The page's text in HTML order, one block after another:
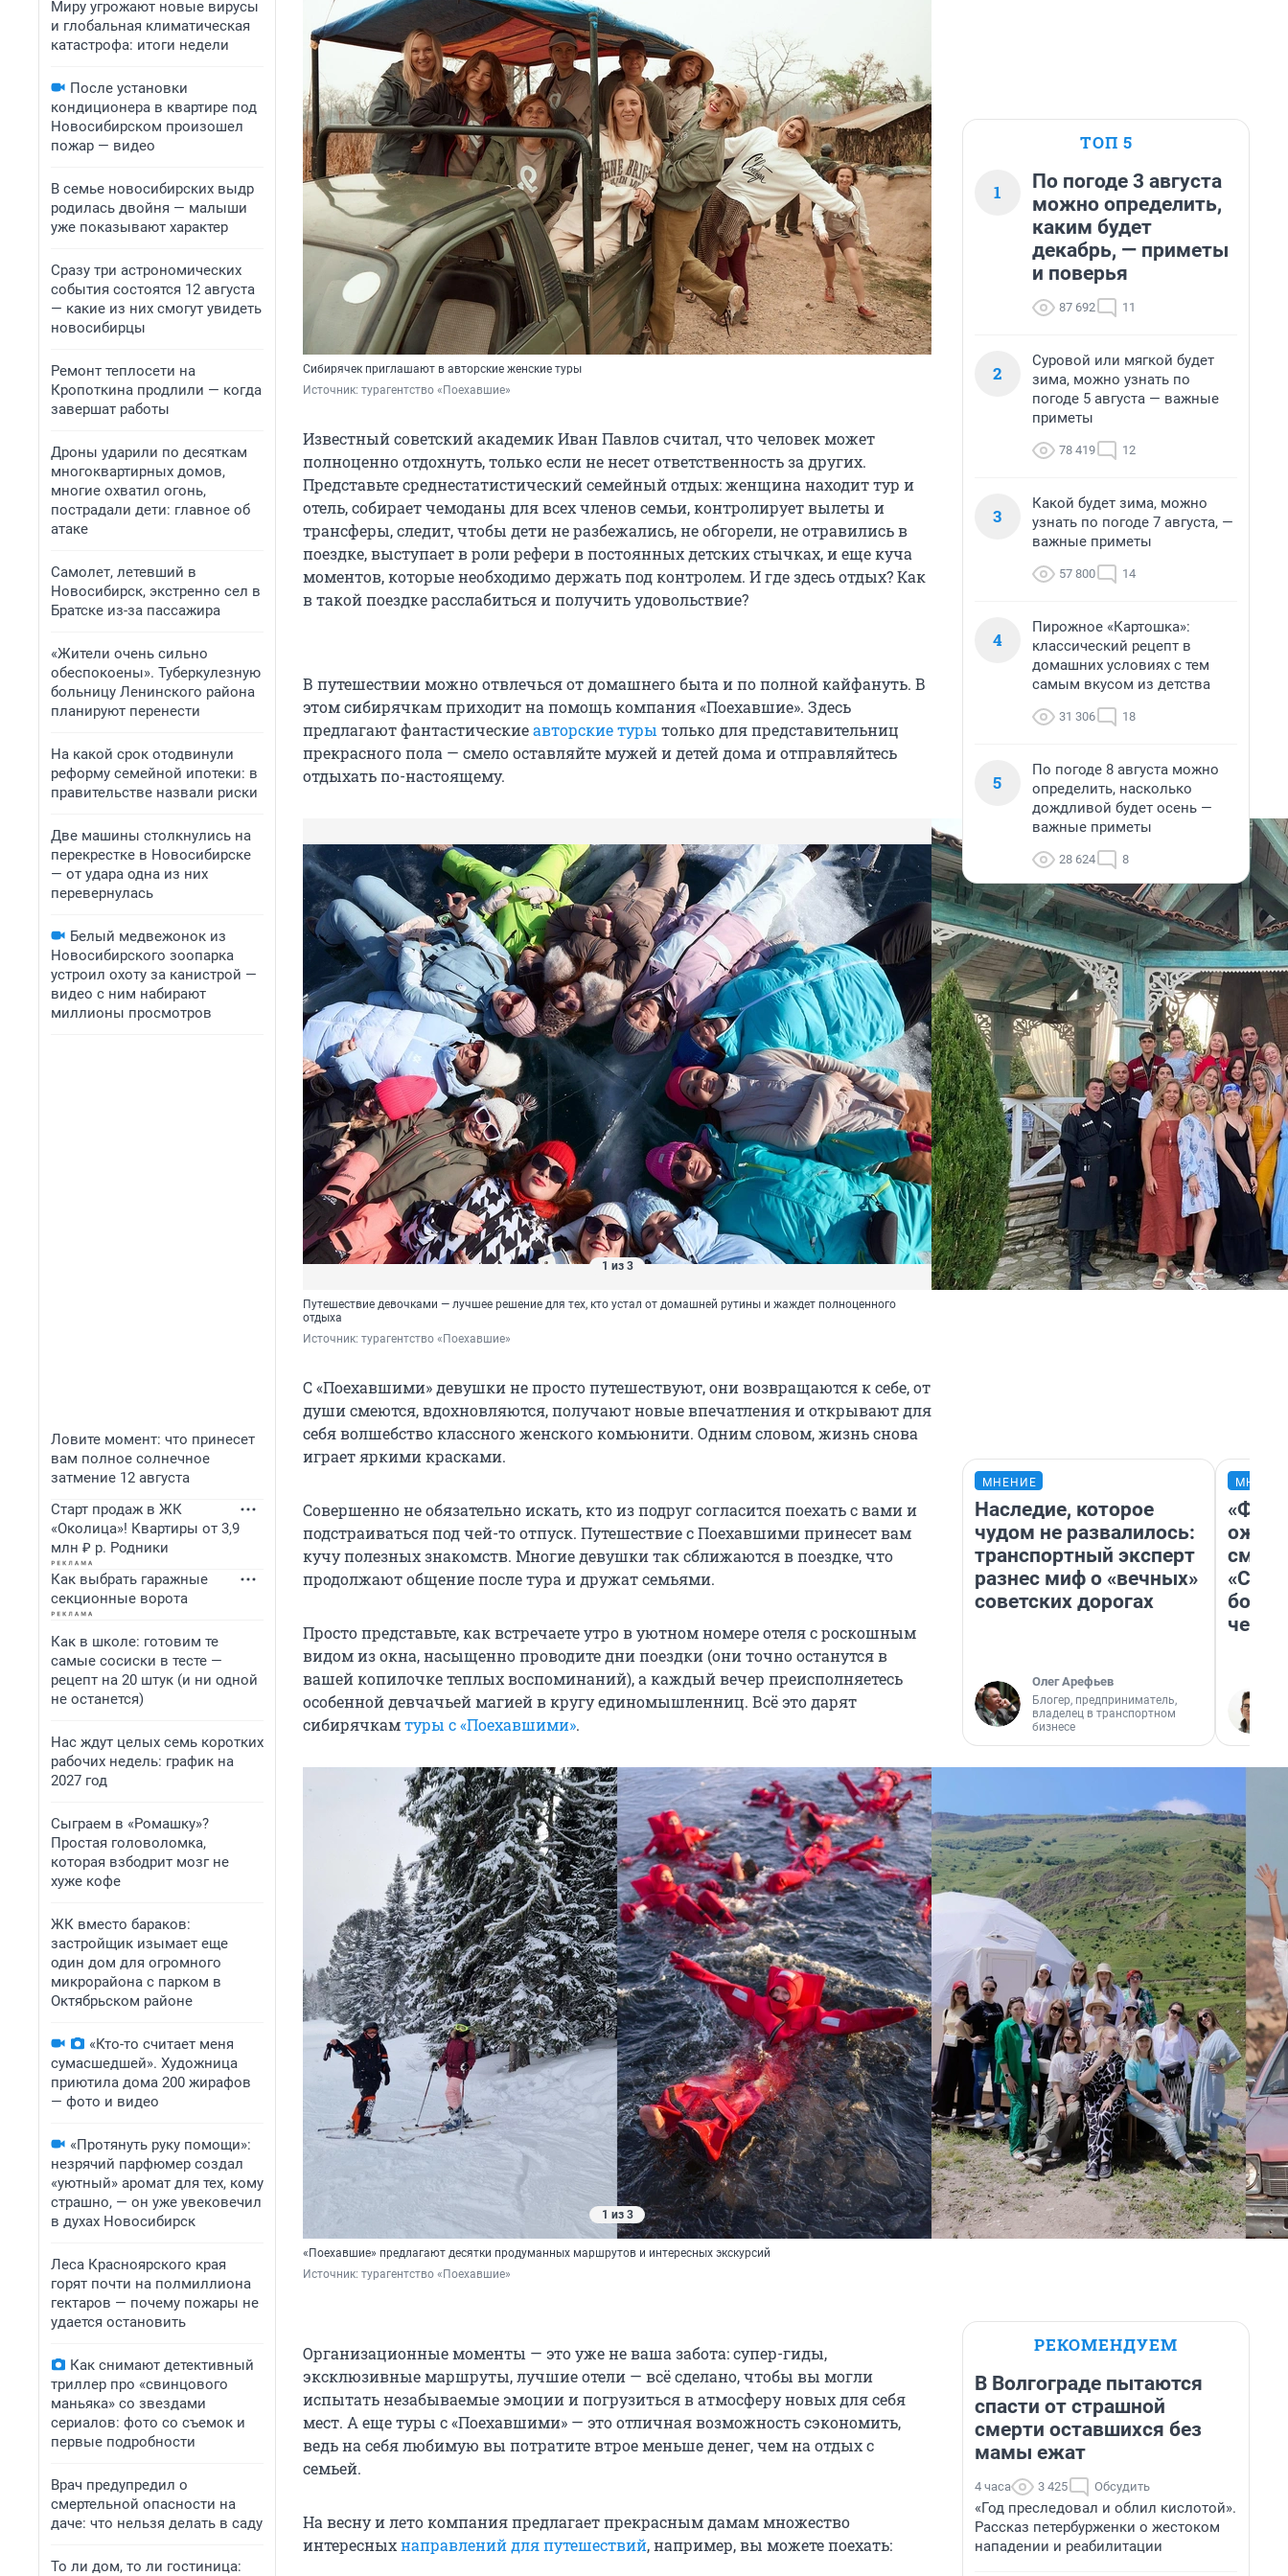
Миру угрожают новые вирусы
и глобальная климатическая
катастрофа: итоги недели
После установки
кондиционера в квартире под
Новосибирском произошел
пожар — видео
В семье новосибирских выдр
родилась двойня — малыши
уже показывают характер
Сразу три астрономических
события состоятся 12 августа
— какие из них смогут увидеть
новосибирцы
Ремонт теплосети на
Кропоткина продлили — когда
завершат работы
Дроны ударили по десяткам
многоквартирных домов,
многие охватил огонь,
пострадали дети: главное об
атаке
Самолет, летевший в
Новосибирск, экстренно сел в
Братске из-за пассажира
«Жители очень сильно
обеспокоены». Туберкулезную
больницу Ленинского района
планируют перенести
На какой срок отодвинули
реформу семейной ипотеки: в
правительстве назвали риски
Две машины столкнулись на
перекрестке в Новосибирске
— от удара одна из них
перевернулась
Белый медвежонок из
Новосибирского зоопарка
устроил охоту за канистрой —
видео с ним набирают
миллионы просмотров
Ловите момент: что принесет
вам полное солнечное
затмение 12 августа
Старт продаж в ЖК
«Околица»! Квартиры от 3,9
млн ₽ р. Родники
Как выбрать гаражные
секционные ворота
Как в школе: готовим те
самые сосиски в тесте —
рецепт на 20 штук (и ни одной
не останется)
Нас ждут целых семь коротких
рабочих недель: график на
2027 год
Сыграем в «Ромашку»?
Простая головоломка,
которая взбодрит мозг не
хуже кофе
ЖК вместо бараков:
застройщик изымает еще
один дом для огромного
микрорайона с парком в
Октябрьском районе
«Кто-то считает меня
сумасшедшей». Художница
приютила дома 200 жирафов
— фото и видео
«Протянуть руку помощи»:
незрячий парфюмер создал
«уютный» аромат для тех, кому
страшно, — он уже увековечил
в духах Новосибирск
Леса Красноярского края
горят почти на полмиллиона
гектаров — почему пожары не
удается остановить
Как снимают детективный
триллер про «свинцового
маньяка» со звездами
сериалов: фото со съемок и
первые подробности
Врач предупредил о
смертельной опасности на
даче: что нельзя делать в саду
То ли дом, то ли гостиница:
Сибирячек приглашают в авторские женские туры
Источник: турагентство «Поехавшие»
Известный советский академик Иван Павлов считал, что человек может
полноценно отдохнуть, только если не несет ответственность за других.
Представьте среднестатистический семейный отдых: женщина находит тур и
отель, собирает чемоданы для всех членов семьи, контролирует вылеты и
трансферы, следит, чтобы дети не разбежались, не обгорели, не отравились в
поездке, выступает в роли рефери в постоянных детских стычках, и еще куча
моментов, которые необходимо держать под контролем. И где здесь отдых? Как
в такой поездке расслабиться и получить удовольствие?
В путешествии можно отвлечься от домашнего быта и по полной кайфануть. В
этом сибирячкам приходит на помощь компания «Поехавшие». Здесь
предлагают фантастическиеавторские туры только для представительниц
прекрасного пола — смело оставляйте мужей и детей дома и отправляйтесь
отдыхать по-настоящему.
1 из 3
Путешествие девочками — лучшее решение для тех, кто устал от домашней рутины и жаждет полноценного
отдыха
Источник: турагентство «Поехавшие»
С «Поехавшими» девушки не просто путешествуют, они возвращаются к себе, от
души смеются, вдохновляются, получают новые впечатления и открывают для
себя волшебство классного женского комьюнити. Одним словом, жизнь снова
играет яркими красками.
Совершенно не обязательно искать, кто из подруг согласится поехать с вами и
подстраиваться под чей-то отпуск. Путешествие с Поехавшими принесет вам
кучу полезных знакомств. Многие девушки так сближаются в поездке, что
продолжают общение после тура и дружат семьями.
Просто представьте, как встречаете утро в уютном номере отеля с роскошным
видом из окна, насыщенно проводите дни поездки (они точно останутся в
вашей копилочке теплых воспоминаний), а каждый вечер преисполняетесь
особенной девчачьей магией в кругу единомышленниц. Всё это дарят
сибирячкамтуры с «Поехавшими».
1 из 3
«Поехавшие» предлагают десятки продуманных маршрутов и интересных экскурсий
Источник: турагентство «Поехавшие»
Организационные моменты — это уже не ваша забота: супер-гиды,
эксклюзивные маршруты, лучшие отели — всё сделано, чтобы вы могли
испытать незабываемые эмоции и погрузиться в атмосферу новых для себя
мест. А еще туры с «Поехавшими» — это отличная возможность сэкономить,
ведь на себя любимую вы потратите втрое меньше денег, чем на отдых с
семьей.
На весну и лето компания предлагает прекрасным дамам множество
интересныхнаправлений для путешествий, например, вы можете поехать:
ТОП 5
1
По погоде 3 августа
можно определить,
каким будет
декабрь, — приметы
и поверья
87 692 11
2
Суровой или мягкой будет
зима, можно узнать по
погоде 5 августа — важные
приметы
78 419 12
3
Какой будет зима, можно
узнать по погоде 7 августа, —
важные приметы
57 800 14
4
Пирожное «Картошка»:
классический рецепт в
домашних условиях с тем
самым вкусом из детства
31 306 18
5
По погоде 8 августа можно
определить, насколько
дождливой будет осень —
важные приметы
28 624 8
МНЕНИЕ
Наследие, которое
чудом не развалилось:
транспортный эксперт
разнес миф о «вечных»
советских дорогах
Олег Арефьев
Блогер, предприниматель,
владелец в транспортном
бизнесе
РЕКОМЕНДУЕМ
В Волгограде пытаются
спасти от страшной
смерти оставшихся без
мамы ежат
4 часа 3 425 Обсудить
«Год преследовал и облил кислотой».
Рассказ петербурженки о жестоком
нападении и реабилитации